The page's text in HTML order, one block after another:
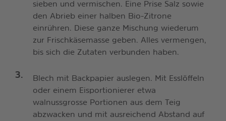
sieben und vermischen. Eine Prise Salz sowie
den Abrieb einer halben Bio-Zitrone
einrühren. Diese ganze Mischung wiederum
zur Frischkäsemasse geben. Alles vermengen,
bis sich die Zutaten verbunden haben.
Blech mit Backpapier auslegen. Mit Esslöffeln
oder einem Eisportionierer etwa
walnussgrosse Portionen aus dem Teig
abzwacken und mit ausreichend Abstand auf